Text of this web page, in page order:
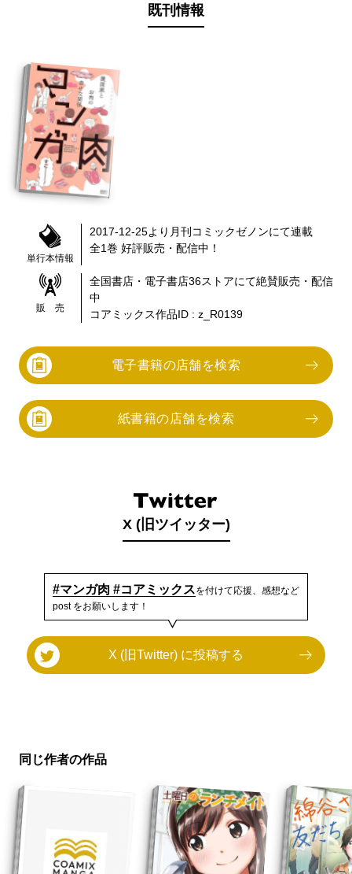
既刊情報
単行本情報
2017-12-25より 月刊コミックゼノンにて連載
全1巻 好評販売・配信中！
販 売
全国書店・電子書店36ストアにて絶賛販売・配信
中
コアミックス作品ID : z_R0139
電子書籍の店舗を検索
紙書籍の店舗を検索
X (旧ツイッター)
#マンガ肉 #コアミックスを付けて応援、感想など
post をお願いします！
X (旧Twitter) に投稿する
同じ作者の作品